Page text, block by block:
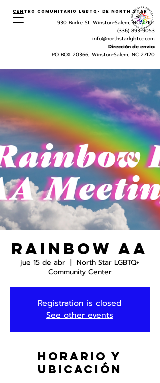
Centro Comunitario LGBTQ+ de North Star
930 Burke St. Winston-Salem, NC 27101
(336) 893-9053
info@northstarlgbtcc.com
Dirección de envio:
PO BOX 20366, Winston-Salem, NC 27120
Rainbow AA
jue 15 de abr
  |
North Star LGBTQ+
Community Center
Registration is closed
See other events
Horario y
ubicación